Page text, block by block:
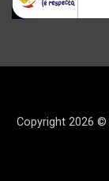
Copyright 2026 ©